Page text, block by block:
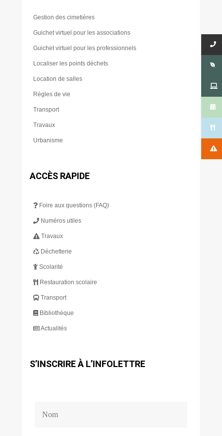
Gestion des cimetières
Guichet virtuel pour les associations
Guichet virtuel pour les professionnels
Localiser les points déchets
Location de salles
Règles de vie
Transport
Travaux
Urbanisme
ACCÈS RAPIDE
Foire aux questions (FAQ)
Numéros utiles
Travaux
Déchetterie
Scolarité
Restauration scolaire
Transport
Bibliothèque
Actualités
S’INSCRIRE À L’INFOLETTRE